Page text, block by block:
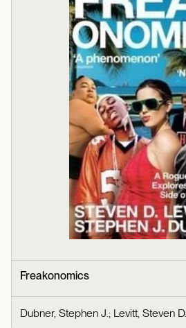
Freakonomics
Dubner, Stephen J. ; Levitt, Steven D.